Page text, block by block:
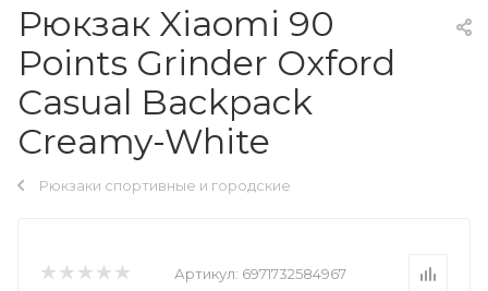
Рюкзак Xiaomi 90
Points Grinder Oxford
Casual Backpack
Creamy-White
Рюкзаки спортивные и городские
Артикул: 6971732584967